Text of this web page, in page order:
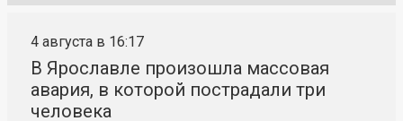
4 августа в 16:17
В Ярославле произошла массовая
авария, в которой пострадали три
человека